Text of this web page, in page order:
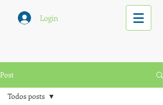
Login
Post
Todos posts